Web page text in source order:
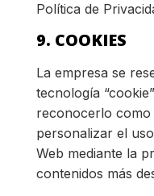
Política de
9. COOKIES
La empresa se
tecnología
reconocerlo
personalizar el
Web mediante la
contenidos más